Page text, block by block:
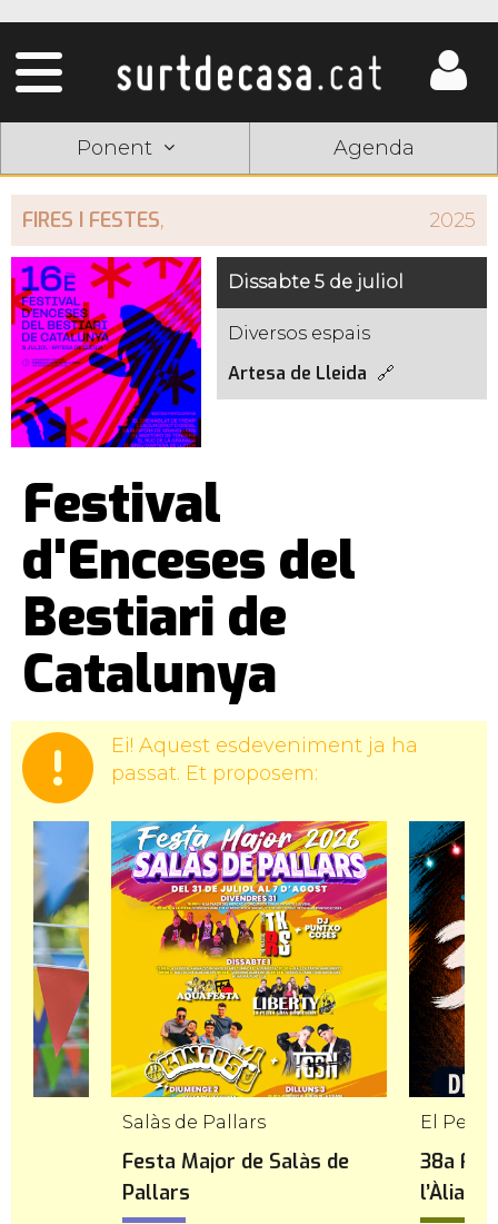
Ponent Agenda
FIRES I FESTES, 2025
Dissabte 5 de juliol
Diversos espais
Artesa de Lleida
Festival
d'Enceses del
Bestiari de
Catalunya
Ei! Aquest esdeveniment ja ha
passat. Et proposem:
Salàs de Pallars
Festa Major de Salàs de
Pallars
El
38a
l’Àlia